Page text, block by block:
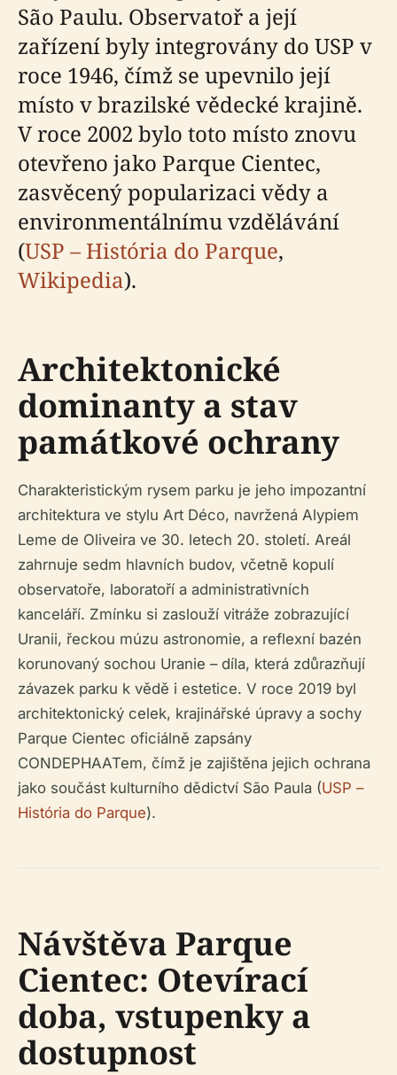
São Paulu. Observatoř a její
zařízení byly integrovány do USP v
roce 1946, čímž se upevnilo její
místo v brazilské vědecké krajině.
V roce 2002 bylo toto místo znovu
otevřeno jako Parque Cientec,
zasvěcený popularizaci vědy a
environmentálnímu vzdělávání
(USP – História do Parque,
Wikipedia).
Architektonické
dominanty a stav
památkové ochrany
Charakteristickým rysem parku je jeho impozantní
architektura ve stylu Art Déco, navržená Alypiem
Leme de Oliveira ve 30. letech 20. století. Areál
zahrnuje sedm hlavních budov, včetně kopulí
observatoře, laboratoří a administrativních
kanceláří. Zmínku si zaslouží vitráže zobrazující
Uranii, řeckou múzu astronomie, a reflexní bazén
korunovaný sochou Uranie – díla, která zdůrazňují
závazek parku k vědě i estetice. V roce 2019 byl
architektonický celek, krajinářské úpravy a sochy
Parque Cientec oficiálně zapsány
CONDEPHAATem, čímž je zajištěna jejich ochrana
jako součást kulturního dědictví São Paula (USP –
História do Parque).
Návštěva Parque
Cientec: Otevírací
doba, vstupenky a
dostupnost